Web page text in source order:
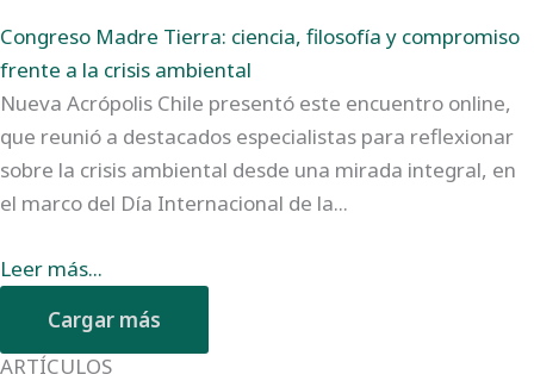
Congreso Madre Tierra: ciencia, filosofía y compromiso
frente a la crisis ambiental
Nueva Acrópolis Chile presentó este encuentro online,
que reunió a destacados especialistas para reflexionar
sobre la crisis ambiental desde una mirada integral, en
el marco del Día Internacional de la...
Leer más...
Cargar más
ARTÍCULOS